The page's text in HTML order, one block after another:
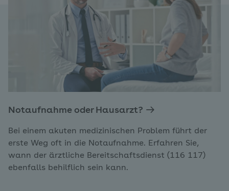
Notaufnahme oder Hausarzt?
Bei einem akuten medizinischen Problem führt der
erste Weg oft in die Notaufnahme. Erfahren Sie,
wann der ärztliche Bereitschaftsdienst (116 117)
ebenfalls behilflich sein kann.